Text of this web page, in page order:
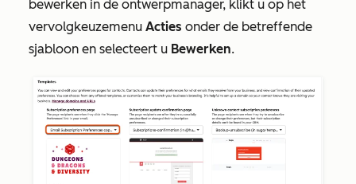
bewerken in de ontwerpmanager, klikt u op het
vervolgkeuzemenu Acties onder de betreffende
sjabloon en selecteert u Bewerken.